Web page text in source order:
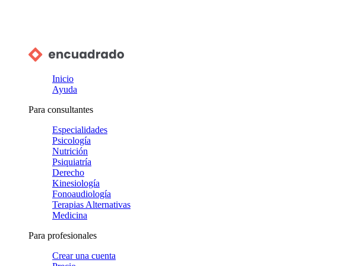
Inicio
Ayuda
Para consultantes
Especialidades
Psicología
Nutrición
Psiquiatría
Derecho
Kinesiología
Fonoaudiología
Terapias Alternativas
Medicina
Para profesionales
Crear una cuenta